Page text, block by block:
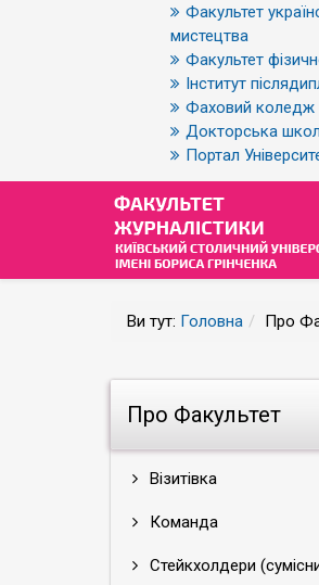
Факультет
мистецтва
Факультет
Інститут
Фаховий коледж
Докторська
Портал
Ви тут: Головна Про
Про Факультет
Візитівка
Команда
Стейкхолдери